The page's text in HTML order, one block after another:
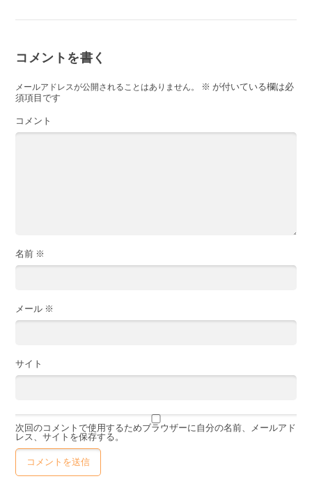
コメントを書く
メールアドレスが公開されることはありません。 ※ が付いている欄は必
須項目です
コメント
名前 ※
メール ※
サイト
次回のコメントで使用するためブラウザーに自分の名前、メールアド
レス、サイトを保存する。